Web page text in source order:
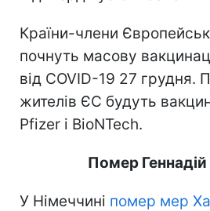
Країни-члени
почнуть масову
від COVID-19 27 грудня.
жителів ЄС будуть
Pfizer і BioNTech.
Помер
У Німеччині помер мер